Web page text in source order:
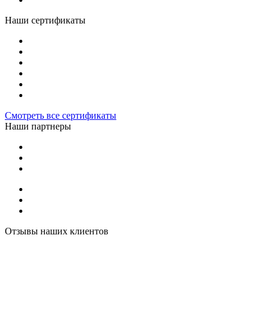
Наши сертификаты
Смотреть все сертификаты
Наши партнеры
Отзывы наших клиентов